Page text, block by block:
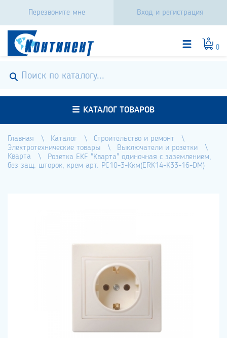
Перезвоните мне Вход и регистрация
0
КАТАЛОГ ТОВАРОВ
Главная Каталог
Строительство и ремонт
Электротехнические товары
Выключатели и розетки
Кварта
Розетка EKF "Кварта" одиночная с заземлением,
без защ. шторок, крем арт. РС10-3-Ккм(ERK14-K33-16-DM)